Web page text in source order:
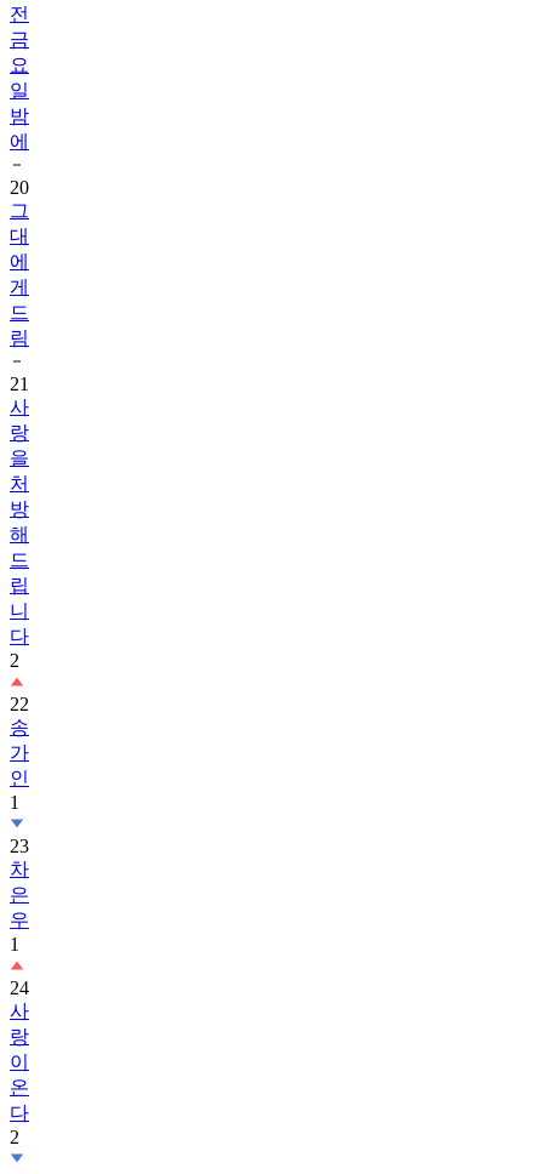
전
금
요
일
밤
에
20
그
대
에
게
드
림
21
사
랑
을
처
방
해
드
립
니
다
2
22
송
가
인
1
23
차
은
우
1
24
사
랑
이
온
다
2